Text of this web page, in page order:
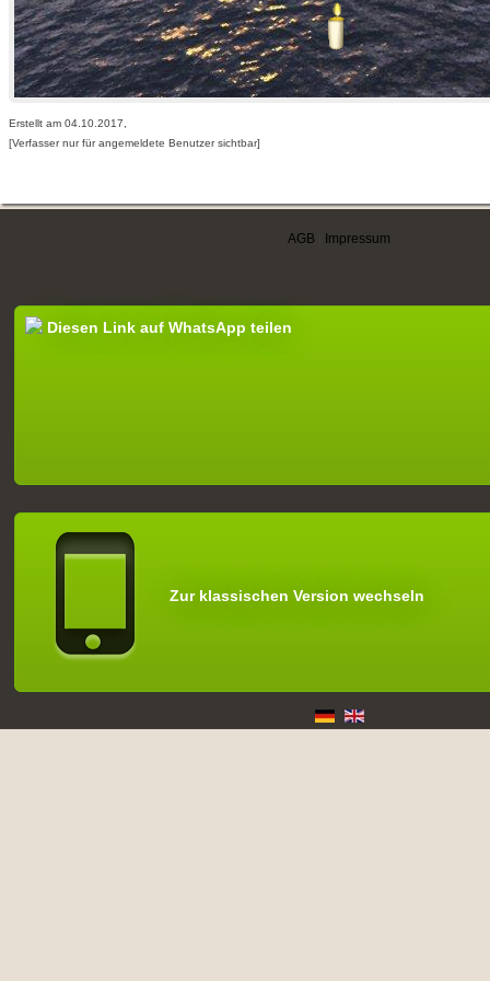
Erstellt am 04.10.2017,
[Verfasser nur für angemeldete Benutzer sichtbar]
AGB Impressum
Diesen Link auf WhatsApp teilen
Zur klassischen Version wechseln